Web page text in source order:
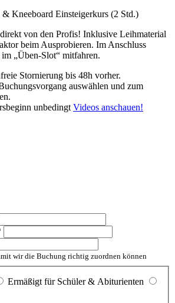
& Kneeboard Einsteigerkurs (2 Std.)
von den Profis! Inklusive Leihmaterial
beim Ausprobieren. Im Anschluss
„Üben-Slot“ mitfahren.
Stornierung bis 48h vorher.
auswählen und zum
unbedingt Videos anschauen!
wir die Buchung richtig zuordnen können
Ermäßigt für Schüler & Abiturienten